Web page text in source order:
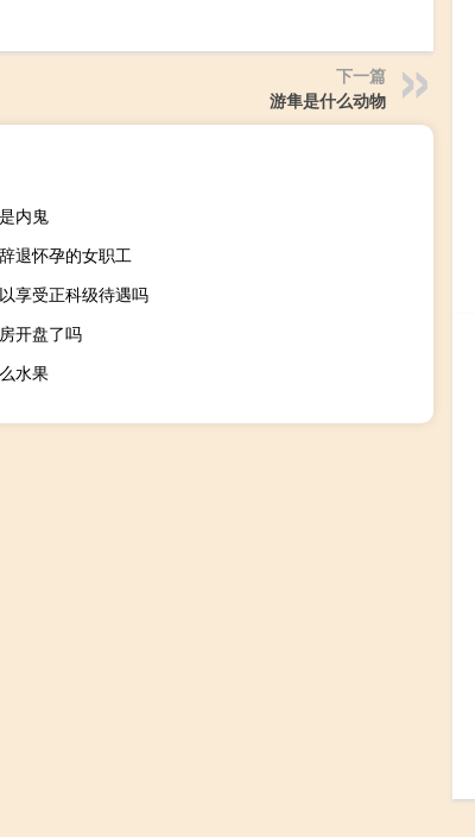
下一篇
游隼是什么动物
内鬼
退怀孕的女职工
享受正科级待遇吗
开盘了吗
水果